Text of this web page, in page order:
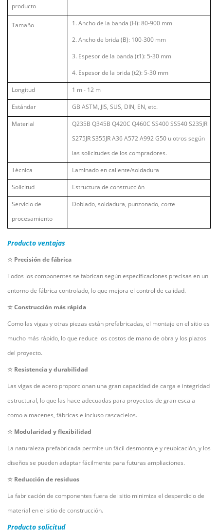
producto
Tamaño
1. Ancho de la banda (H): 80-900 mm
2. Ancho de brida (B): 100-300 mm
3. Espesor de la banda (t1): 5-30 mm
4. Espesor de la brida (t2): 5-30 mm
Longitud 1 m - 12 m
Estándar GB ASTM, JIS, SUS, DIN, EN, etc.
Material
Q235B Q345B Q420C Q460C SS400 SS540 S235JR
S275JR S355JR A36 A572 A992 G50 u otros según
las solicitudes de los compradores.
Técnica Laminado en caliente/soldadura
Solicitud Estructura de construcción
Servicio de
procesamiento
Doblado, soldadura, punzonado, corte
Producto ventajas
☆ Precisión de fábrica
Todos los componentes se fabrican según especificaciones precisas en un
entorno de fábrica controlado, lo que mejora el control de calidad.
☆Construcción más rápida
Como las vigas y otras piezas están prefabricadas, el montaje en el sitio es
mucho más rápido, lo que reduce los costos de mano de obra y los plazos
del proyecto.
☆ Resistencia y durabilidad
Las vigas de acero proporcionan una gran capacidad de carga e integridad
estructural, lo que las hace adecuadas para proyectos de gran escala
como almacenes, fábricas e incluso rascacielos.
☆ Modularidad y flexibilidad
La naturaleza prefabricada permite un fácil desmontaje y reubicación, y los
diseños se pueden adaptar fácilmente para futuras ampliaciones.
☆ Reducción de residuos
La fabricación de componentes fuera del sitio minimiza el desperdicio de
material en el sitio de construcción.
Producto solicitud